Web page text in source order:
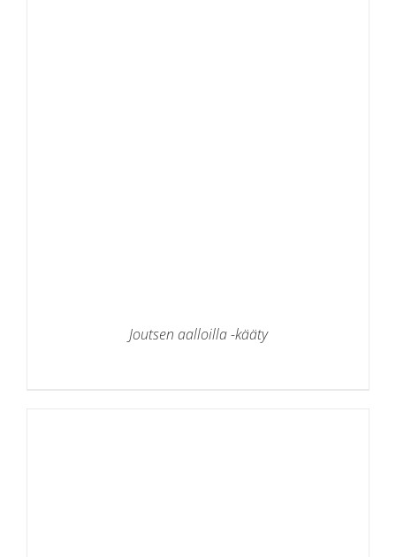
Joutsen aalloilla -kääty